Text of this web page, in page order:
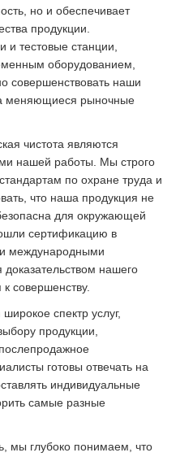
но и обеспечивает
продукции.
тестовые станции,
оборудованием,
совершенствовать наши
меняющиеся рыночные
чистота являются
нашей работы. Мы строго
по охране труда и
что наша продукция не
для окружающей
сертификацию в
международными
доказательством нашего
совершенству.
спектр услуг,
продукции,
готовы отвечать на
индивидуальные
самые разные
мы глубоко понимаем, что